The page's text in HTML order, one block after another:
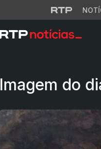
Ciência
Imagem do